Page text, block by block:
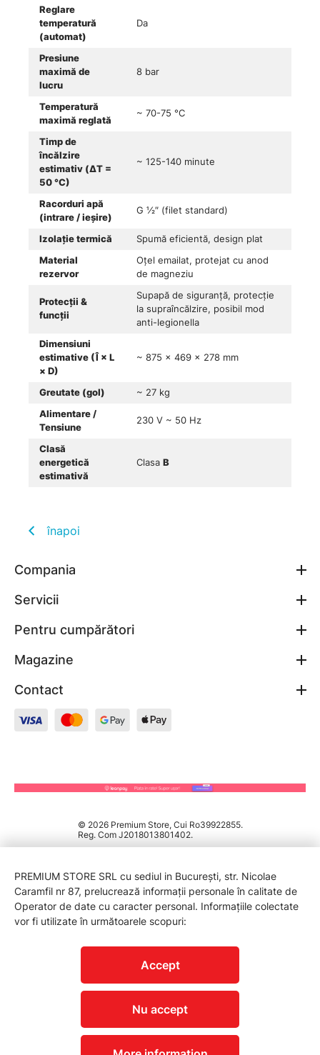
Reglare
temperatură
(automat)
Da
Presiune
maximă de
lucru
8 bar
Temperatură
maximă reglată
~ 70-75 °C
Timp de
încălzire
estimativ (ΔT =
50 °C)
~ 125-140 minute
Racorduri apă
(intrare / ieșire)
G ½″ (filet standard)
Izolație termică
Spumă eficientă, design plat
Material
rezervor
Oțel emailat, protejat cu anod
de magneziu
Protecții &
funcții
Supapă de siguranță, protecție
la supraîncălzire, posibil mod
anti-legionella
Dimensiuni
estimative (Î × L
× D)
~ 875 × 469 × 278 mm
Greutate (gol)
~ 27 kg
Alimentare /
Tensiune
230 V ~ 50 Hz
Clasă
energetică
estimativă
Clasa B
înapoi
Compania
Servicii
Pentru cumpărători
Magazine
Contact
© 2026 Premium Store, Cui Ro39922855.
Reg. Com J2018013801402.
PREMIUM STORE SRL cu sediul in București, str. Nicolae
Caramfil nr 87, prelucrează informații personale în calitate de
Operator de date cu caracter personal. Informațiile colectate
vor fi utilizate în următoarele scopuri:
Accept
Nu accept